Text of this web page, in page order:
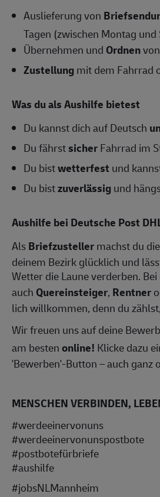
Auslieferung von
Tagen (zwischen Montag und
Übernehmen und Ordnen
Zustellungmit dem Fahrrad
Was du als Aushilfe bietest
Du kannst dich auf Deutsch
Du fährstsicherFahrrad im
Du bistwetterfest und
Du bistzuverlässigund
Aushilfe bei Deutsche Post
AlsBriefzustellermachst du
deinem Bezirk glücklich und
Wetter die Laune verderben. Bei
auch Quereinsteiger, Rentner
lich willkommen, denn du
Wir freuen uns auf deine
am bestenonline! Klicke dazu
'Bewerben'-Button – auch ganz
MENSCHEN VERBINDEN,
#werdeeinervonuns
#werdeeinervonunspostbote
#postbotefürbriefe
#aushilfe
#jobsNLMannheim